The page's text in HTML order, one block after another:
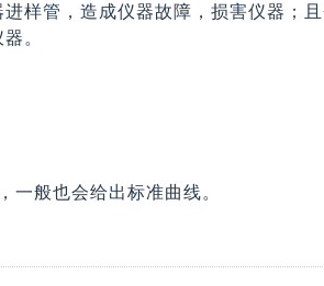
样管，造成仪器故障，损害仪器；
。
一般也会给出标准曲线。